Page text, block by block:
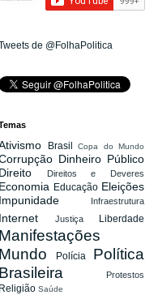
de @FolhaPolitica
Brasil Copa do Mundo
Dinheiro Público
Direito
Direitos e Deveres
Economia Educação Eleições
Impunidade
Infraestrutura
Internet Justiça Liberdade
Manifestações
Mundo
Polícia Política
Brasileira
Protestos
Religião Saúde